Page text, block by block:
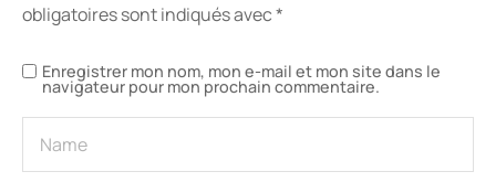
obligatoires sont indiqués avec*
Enregistrer mon nom, mon e-mail et mon site dans le
navigateur pour mon prochain commentaire.